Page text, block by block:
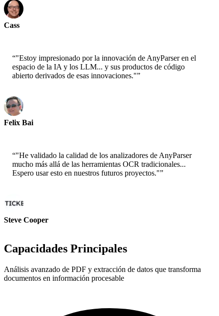
Cass
“"Estoy impresionado por la innovación de AnyParser en el
espacio de la IA y los LLM... y sus productos de código
abierto derivados de esas innovaciones."”
Felix Bai
“"He validado la calidad de los analizadores de AnyParser
mucho más allá de las herramientas OCR tradicionales...
Espero usar esto en nuestros futuros proyectos."”
Steve Cooper
Capacidades Principales
Análisis avanzado de PDF y extracción de datos que transforma
documentos en información procesable